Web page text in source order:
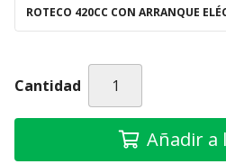
ROTECO 420CC CON ARRANQUE
Cantidad
Añadir a